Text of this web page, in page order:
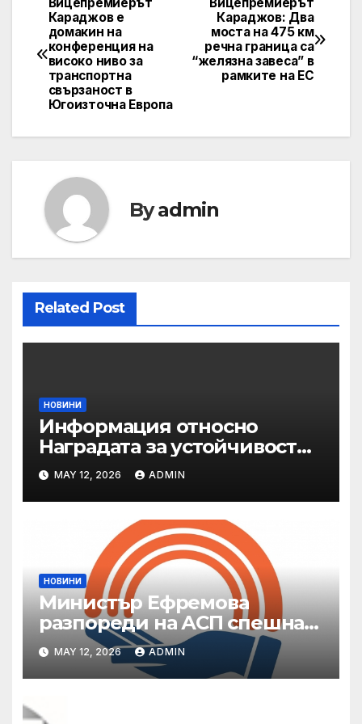
Post
navigation
Вицепремиерът
Караджов: Два
моста на 475 км
речна граница са
“желязна завеса” в
рамките на ЕС
Вицепремиерът
Караджов е
домакин на
конференция на
високо ниво за
транспортна
свързаност в
Югоизточна Европа
Byadmin
Related Post
НОВИНИ
Информация относно
Наградата за устойчивост
на ОАЕ „Зайед“
MAY 12, 2026 ADMIN
НОВИНИ
Министър Ефремова
разпореди на АСП спешна
готовност за оказване на
подкрепа на пострадали от
валежи и градушки
MAY 12, 2026 ADMIN